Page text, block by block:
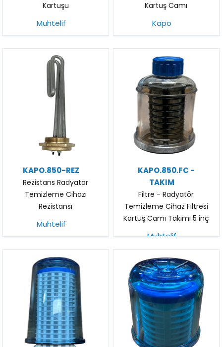
Kartuşu
Muhtelif
Kartuş Camı
Kapo
KAPO.850-REZ
Rezistans Radyatör
Temizleme Cihazı
Rezistansı
Muhtelif
KAPO.850.FC -
TAKIM
Filtre - Radyatör
Temizleme Cihaz Filtresi
Kartuş Camı Takımı 5 inç
Muhtelif